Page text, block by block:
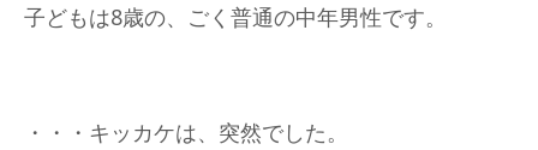
子どもは8歳の、ごく普通の中年男性です。
・・・キッカケは、突然でした。